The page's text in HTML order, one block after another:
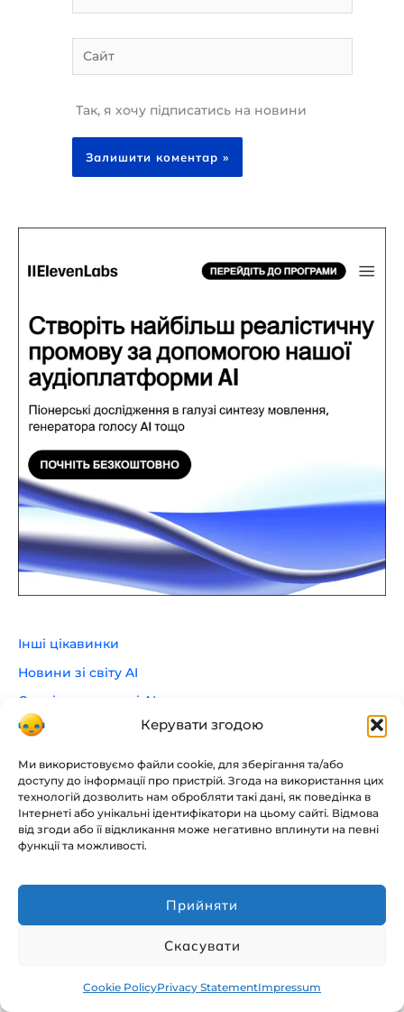
Керувати згодою
Ми використовуємо файли cookie, для зберігання та/або
доступу до інформації про пристрій. Згода на використання цих
технологій дозволить нам обробляти такі дані, як поведінка в
Інтернеті або унікальні ідентифікатори на цьому сайті. Відмова
від згоди або її відкликання може негативно вплинути на певні
функції та можливості.
Прийняти
Скасувати
Cookie PolicyPrivacy StatementImpressum
Сайт
Так, я хочу підписатись на новини
Інші цікавинки
Новини зі світу AI
Сервіси на основі AI
Статті
Останні новини